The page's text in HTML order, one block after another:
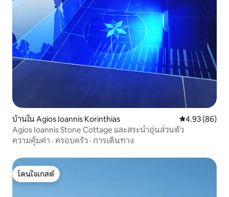
บ้านใน Agios Ioannis Korinthias คะแนนเฉลี่ย
4.93 (86)
Agios Ioannis Stone Cottage และสระน้ำอุ่นส่วนตัว​
ความคุ้มค่า · ครอบครัว · การเดินทาง
โดนใจเกสต์
โดนใจเกสต์